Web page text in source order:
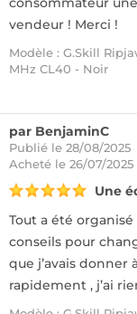
vendeur ! Merci !
Modèle : G.Skill
MHz CL40 - Noir
par BenjaminC
Publié le 28/08/2025
Acheté le 26/07/
Une
Tout a été
conseils pour
que j’avais donner
rapidement , j’ai